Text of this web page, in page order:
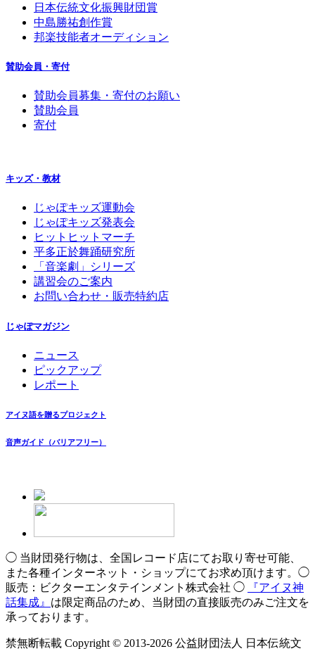
日本伝統文化振興財団賞
中島勝祐創作賞
邦楽技能者オーディション
賛助会員・寄付
賛助会員募集・寄付のお願い
賛助会員
寄付
キッズ・教材
じゃぽキッズ運動会
じゃぽキッズ発表会
ヒットヒットマーチ
平多正於舞踊研究所
「音楽劇」シリーズ
講習会のご案内
お問い合わせ・販売特約店
じゃぽマガジン
ニュース
ピックアップ
レポート
アイヌ語を贈るプロジェクト
音声ガイド（バリアフリー）
◯ 当財団発行物は、全国レコード店にてお取り寄せ可能、
また各種インターネット・ショップにてお求め頂けます。◯
販売：ビクターエンタテインメント株式会社 ◯
『アイヌ神
話集成』 は限定商品のため、当財団の直接販売のみご注文を
承っております。
禁無断転載 Copyright © 2013-2026 公益財団法人 日本伝統文